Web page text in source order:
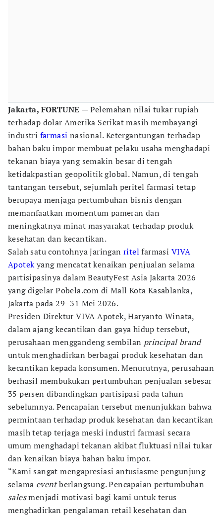
Jakarta, FORTUNE — Pelemahan nilai tukar rupiah
terhadap dolar Amerika Serikat masih membayangi
industri farmasi nasional. Ketergantungan terhadap
bahan baku impor membuat pelaku usaha menghadapi
tekanan biaya yang semakin besar di tengah
ketidakpastian geopolitik global. Namun, di tengah
tantangan tersebut, sejumlah peritel farmasi tetap
berupaya menjaga pertumbuhan bisnis dengan
memanfaatkan momentum pameran dan
meningkatnya minat masyarakat terhadap produk
kesehatan dan kecantikan.
Salah satu contohnya jaringan ritel farmasi VIVA
Apotekyang mencatat kenaikan penjualan selama
partisipasinya dalam BeautyFest Asia Jakarta 2026
yang digelar Pobela.com di Mall Kota Kasablanka,
Jakarta pada 29–31 Mei 2026.
Presiden Direktur VIVA Apotek, Haryanto Winata,
dalam ajang kecantikan dan gaya hidup tersebut,
perusahaan menggandeng sembilan principal brand
untuk menghadirkan berbagai produk kesehatan dan
kecantikan kepada konsumen. Menurutnya, perusahaan
berhasil membukukan pertumbuhan penjualan sebesar
35 persen dibandingkan partisipasi pada tahun
sebelumnya. Pencapaian tersebut menunjukkan bahwa
permintaan terhadap produk kesehatan dan kecantikan
masih tetap terjaga meski industri farmasi secara
umum menghadapi tekanan akibat fluktuasi nilai tukar
dan kenaikan biaya bahan baku impor.
“Kami sangat mengapresiasi antusiasme pengunjung
selama eventberlangsung. Pencapaian pertumbuhan
salesmenjadi motivasi bagi kami untuk terus
menghadirkan pengalaman retail kesehatan dan